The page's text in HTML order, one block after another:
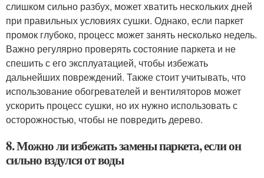
слишком сильно разбух, может хватить нескольких дней
при правильных условиях сушки. Однако, если паркет
промок глубоко, процесс может занять несколько недель.
Важно регулярно проверять состояние паркета и не
спешить с его эксплуатацией, чтобы избежать
дальнейших повреждений. Также стоит учитывать, что
использование обогревателей и вентиляторов может
ускорить процесс сушки, но их нужно использовать с
осторожностью, чтобы не повредить дерево.
8. Можно ли избежать замены паркета, если он
сильно вздулся от воды